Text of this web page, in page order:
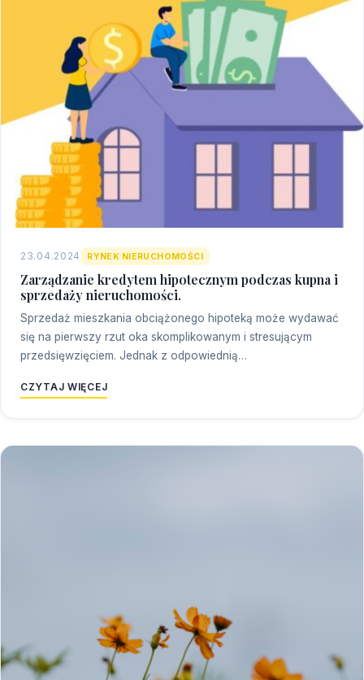
23.04.2024 RYNEK NIERUCHOMOŚCI
Zarządzanie kredytem hipotecznym podczas kupna i
sprzedaży nieruchomości.
Sprzedaż mieszkania obciążonego hipoteką może wydawać
się na pierwszy rzut oka skomplikowanym i stresującym
przedsięwzięciem. Jednak z odpowiednią…
CZYTAJ WIĘCEJ